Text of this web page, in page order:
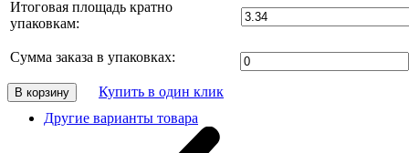
Итоговая площадь кратно
упаковкам:
Сумма заказа в упаковках:
В корзину
Купить в один клик
Другие варианты товара